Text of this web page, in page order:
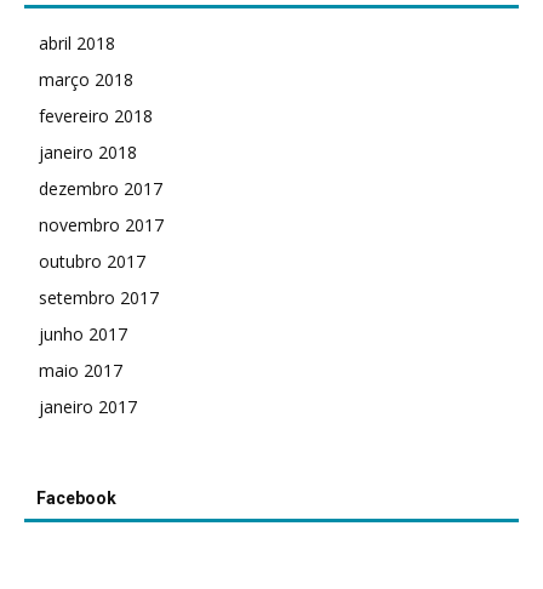
abril 2018
março 2018
fevereiro 2018
janeiro 2018
dezembro 2017
novembro 2017
outubro 2017
setembro 2017
junho 2017
maio 2017
janeiro 2017
Facebook